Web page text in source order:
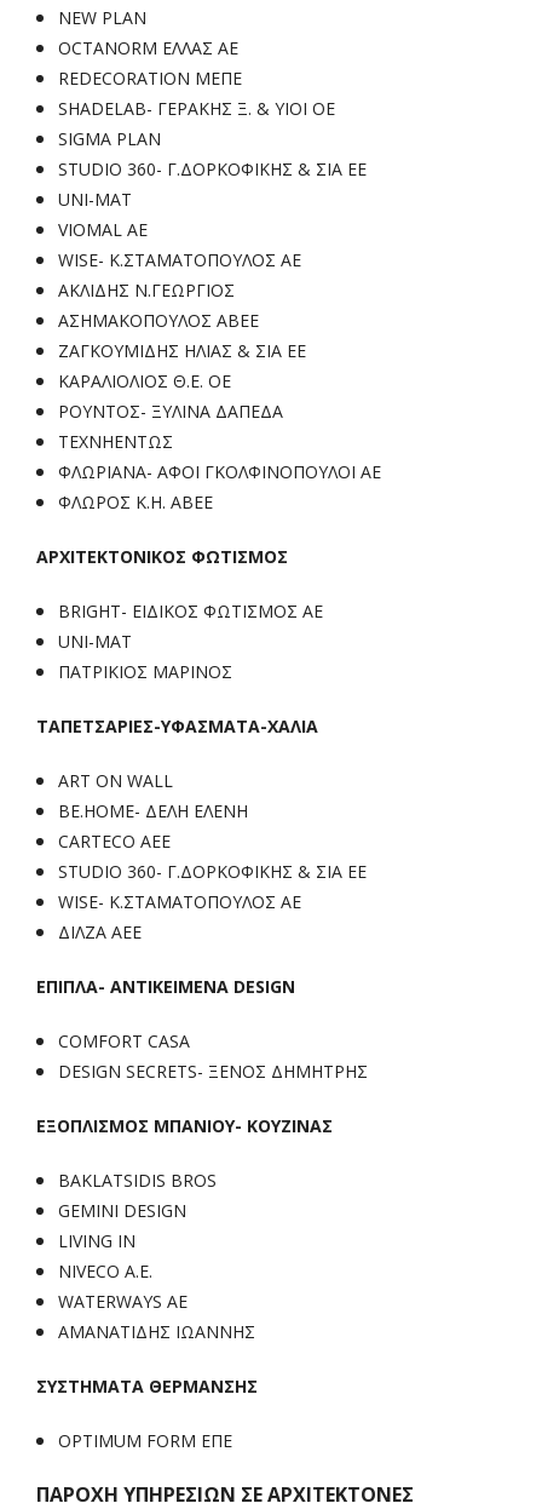
NEW PLAN
OCTANORM ΕΛΛΑΣ ΑΕ
REDECORATION ΜΕΠΕ
SHADELAB- ΓΕΡΑΚΗΣ Ξ. & ΥΙΟΙ ΟΕ
SIGMA PLAN
STUDIO 360- Γ.ΔΟΡΚΟΦΙΚΗΣ & ΣΙΑ ΕΕ
UNI-MAT
VIOMAL ΑΕ
WISE- Κ.ΣΤΑΜΑΤΟΠΟΥΛΟΣ ΑΕ
ΑΚΛΙΔΗΣ Ν.ΓΕΩΡΓΙΟΣ
ΑΣΗΜΑΚΟΠΟΥΛΟΣ ΑΒΕΕ
ΖΑΓΚΟΥΜΙΔΗΣ ΗΛΙΑΣ & ΣΙΑ ΕΕ
ΚΑΡΑΛΙΟΛΙΟΣ Θ.Ε. ΟΕ
ΡΟΥΝΤΟΣ- ΞΥΛΙΝΑ ΔΑΠΕΔΑ
ΤΕΧΝΗΕΝΤΩΣ
ΦΛΩΡΙΑΝΑ- ΑΦΟΙ ΓΚΟΛΦΙΝΟΠΟΥΛΟΙ ΑΕ
ΦΛΩΡΟΣ Κ.Η. ΑΒΕΕ
ΑΡΧΙΤΕΚΤΟΝΙΚΟΣ ΦΩΤΙΣΜΟΣ
BRIGHT- ΕΙΔΙΚΟΣ ΦΩΤΙΣΜΟΣ ΑΕ
UNI-MAT
ΠΑΤΡΙΚΙΟΣ ΜΑΡΙΝΟΣ
ΤΑΠΕΤΣΑΡΙΕΣ-ΥΦΑΣΜΑΤΑ-ΧΑΛΙΑ
ART ON WALL
BE.HOME- ΔΕΛΗ ΕΛΕΝΗ
CARTECO AEE
STUDIO 360- Γ.ΔΟΡΚΟΦΙΚΗΣ & ΣΙΑ ΕΕ
WISE- Κ.ΣΤΑΜΑΤΟΠΟΥΛΟΣ ΑΕ
ΔΙΛΖΑ ΑΕΕ
ΕΠΙΠΛΑ- ΑΝΤΙΚΕΙΜΕΝΑ DESIGN
COMFORT CASA
DESIGN SECRETS- ΞΕΝΟΣ ΔΗΜΗΤΡΗΣ
ΕΞΟΠΛΙΣΜΟΣ ΜΠΑΝΙΟΥ- ΚΟΥΖΙΝΑΣ
BAKLATSIDIS BROS
GEMINI DESIGN
LIVING IN
NIVECO Α.Ε.
WATERWAYS ΑΕ
ΑΜΑΝΑΤΙΔΗΣ ΙΩΑΝΝΗΣ
ΣΥΣΤΗΜΑΤΑ ΘΕΡΜΑΝΣΗΣ
OPTIMUM FORM ΕΠΕ
​ΠΑΡΟΧΗ ΥΠΗΡΕΣΙΩΝ ΣΕ ΑΡΧΙΤΕΚΤΟΝΕΣ